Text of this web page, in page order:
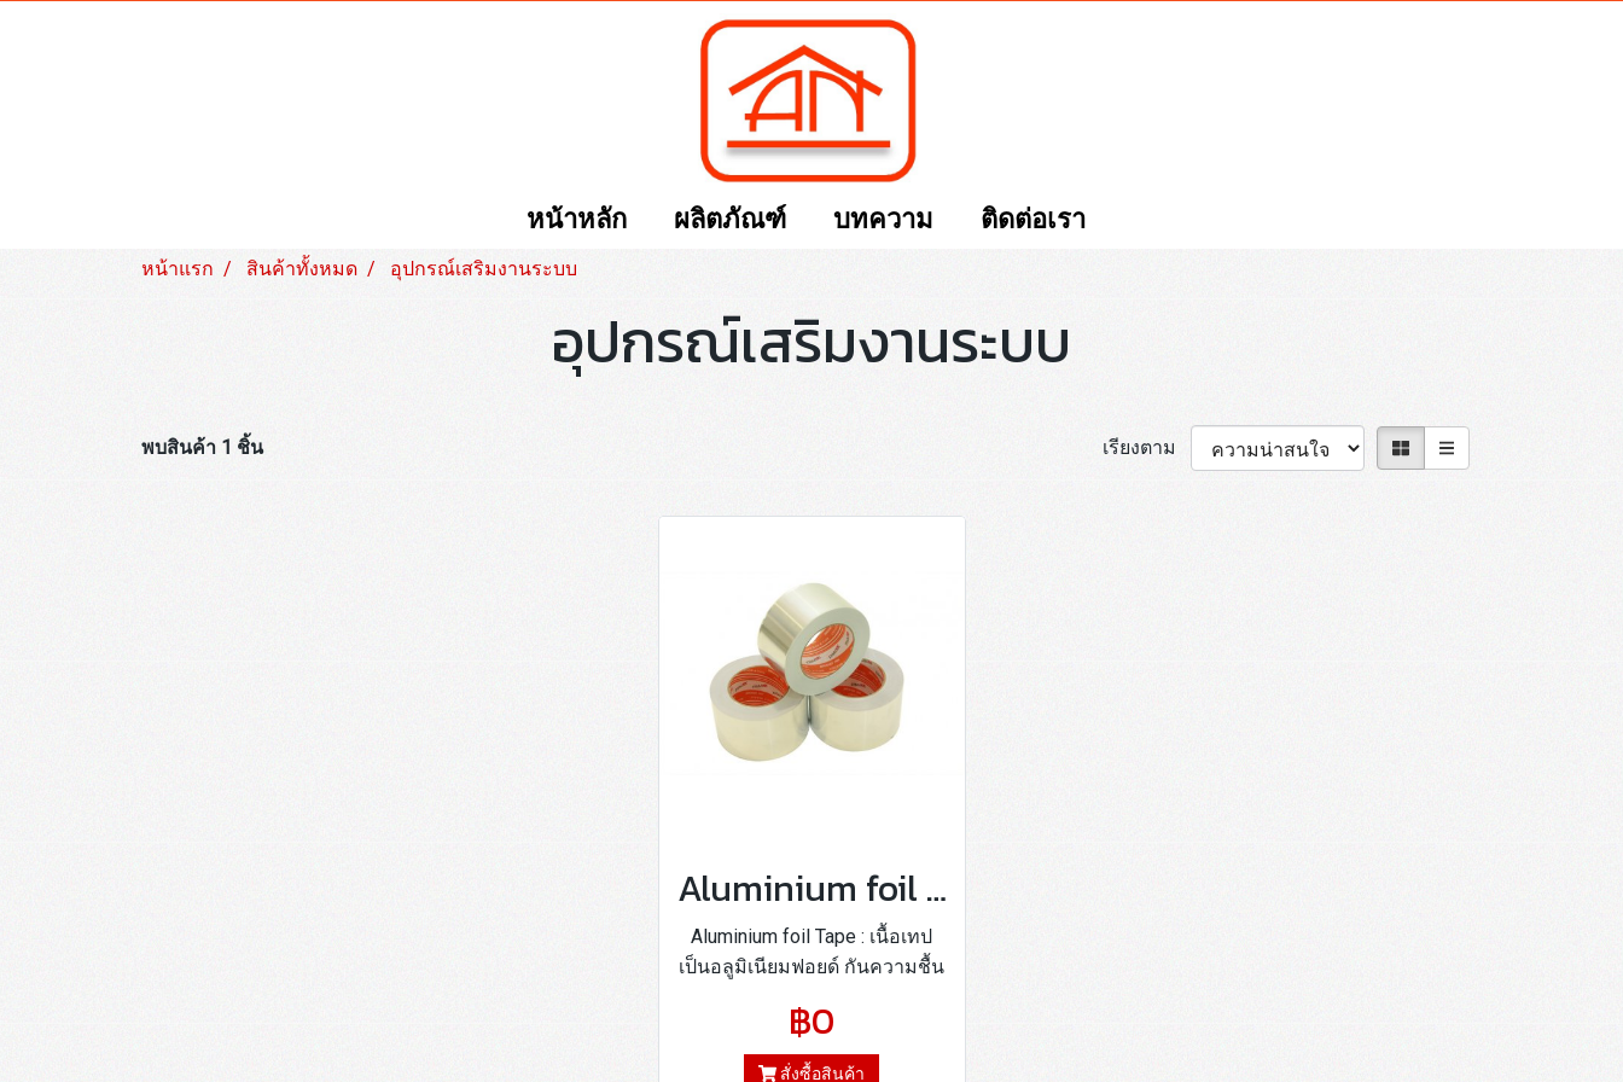
หน้าหลัก ผลิตภัณฑ์ บทความ ติดต่อเรา
หน้าแรก สินค้าทั้งหมด อุปกรณ์เสริมงานระบบ
อุปกรณ์เสริมงานระบบ
พบสินค้า 1 ชิ้น เรียงตาม
Aluminium foil Tape
Aluminium foil Tape : เนื้อเทป
เป็นอลูมิเนียมฟอยด์ กันความชื้น
฿0
สั่งซื้อสินค้า